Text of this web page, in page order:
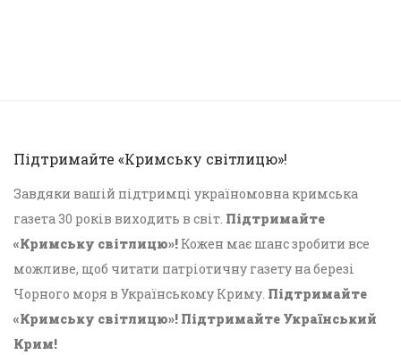
Підтримайте «Кримську світлицю»!
Завдяки вашій підтримці україномовна кримська
газета 30 років виходить в світ. Підтримайте
«Кримську світлицю»! Кожен має шанс зробити все
можливе, щоб читати патріотичну газету на березі
Чорного моря в Українському Криму. Підтримайте
«Кримську світлицю»! Підтримайте Український
Крим!